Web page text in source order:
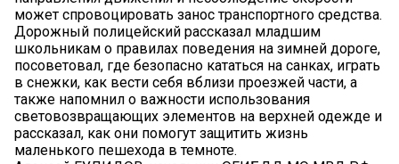
может спровоцировать занос транспортного средства.
Дорожный полицейский рассказал младшим
школьникам о правилах поведения на зимней дороге,
посоветовал, где безопасно кататься на санках, играть
в снежки, как вести себя вблизи проезжей части, а
также напомнил о важности использования
световозвращающих элементов на верхней одежде и
рассказал, как они помогут защитить жизнь
маленького пешехода в темноте.